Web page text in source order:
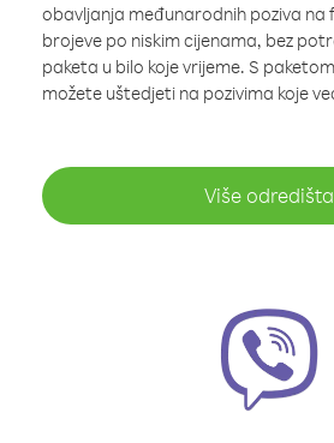
obavljanja međunarodnih poziva na
brojeve po niskim cijenama, bez
paketa u bilo koje vrijeme. S
možete uštedjeti na pozivima koje
Više odredišta